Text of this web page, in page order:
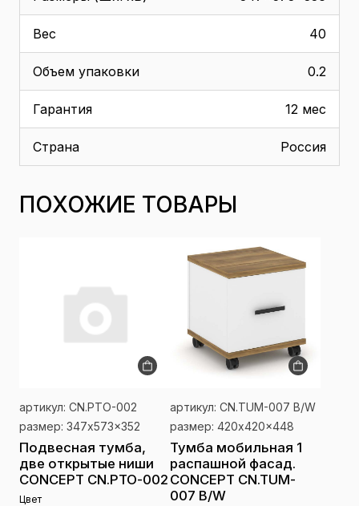
Вес 40
Объем упаковки 0.2
Гарантия 12 мес
Страна Россия
ПОХОЖИЕ ТОВАРЫ
артикул: CN.PTO-002
размер: 347x573x352
Подвесная тумба,
две открытые ниши
CONCEPT CN.PTO-002
Цвет
артикул: CN.TUM-007 B/W
размер: 420x420x448
Тумба мобильная 1
распашной фасад.
CONCEPT CN.TUM-
007 B/W